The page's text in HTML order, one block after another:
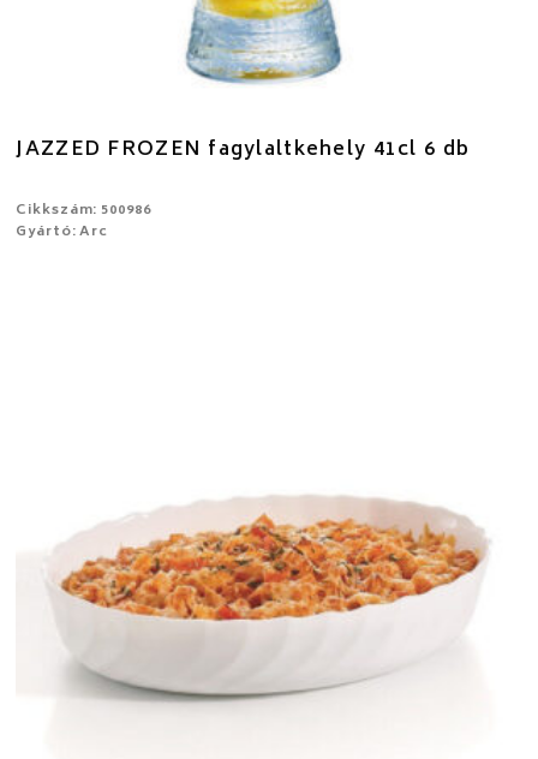
JAZZED FROZEN fagylaltkehely 41cl 6 db
Cikkszám: 500986
Gyártó: Arc